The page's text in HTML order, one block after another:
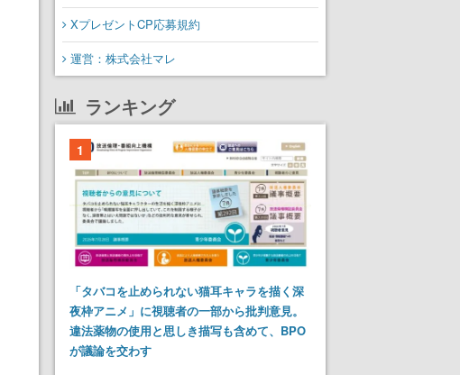
XプレゼントCP応募規約
運営：株式会社マレ
ランキング
1
「タバコを止められない猫耳キャラを描く深
夜枠アニメ」に視聴者の一部から批判意見。
違法薬物の使用と思しき描写も含めて、BPO
が議論を交わす